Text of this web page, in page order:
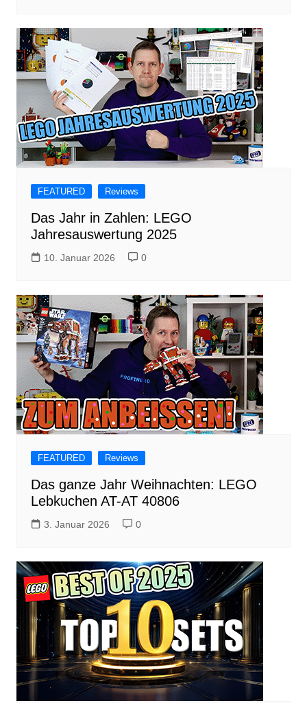
FEATURED Reviews
Das Jahr in Zahlen: LEGO
Jahresauswertung 2025
10. Januar 2026 0
FEATURED Reviews
Das ganze Jahr Weihnachten: LEGO
Lebkuchen AT-AT 40806
3. Januar 2026 0